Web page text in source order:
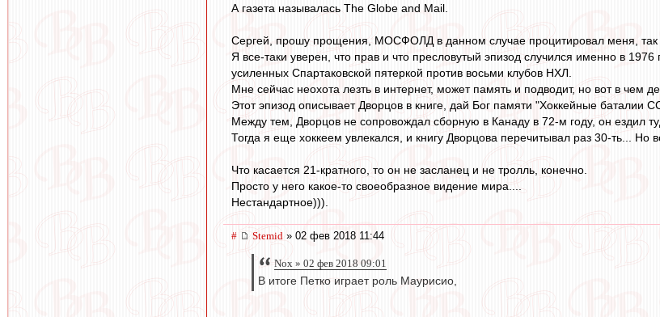
А газета называлась The Globe and Mail.
Сергей, прошу прощения, МОСФОЛД в данном случае процитировал меня, так
Я все-таки уверен, что прав и что пресловутый эпизод случился именно в
усиленных Спартаковской пятеркой против восьми клубов НХЛ.
Мне сейчас неохота лезть в интернет, может память и подводит, но вот в чем
Этот эпизод описывает Дворцов в книге, дай Бог памяти "Хоккейные баталии
Между тем, Дворцов не сопровождал сборную в Канаду в 72-м году, он ездил
Тогда я еще хоккеем увлекался, и книгу Дворцова перечитывал раз 30-ть... Но
Что касается 21-кратного, то он не засланец и не тролль, конечно.
Просто у него какое-то своеобразное видение мира....
Нестандартное))).
# Stemid » 02 фев 2018 11:44
Nox » 02 фев 2018 09:01
В итоге Петко играет роль Маурисио,